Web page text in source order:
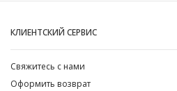
КЛИЕНТСКИЙ СЕРВИС
Свяжитесь с нами
Оформить возврат